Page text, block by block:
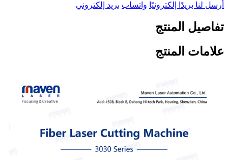
أرسل لنا بريدًا إلكترونيًا واتساب بريد إلكتروني
تفاصيل المنتج
علامات المنتج